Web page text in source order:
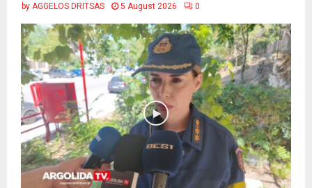
by AGGELOS DRITSAS 5 August 2026 0